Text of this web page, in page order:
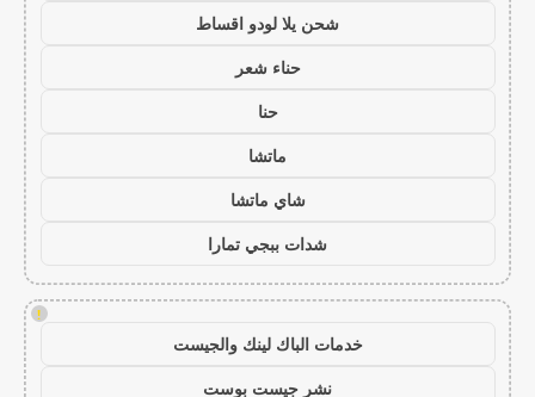
شحن يلا لودو اقساط
حناء شعر
حنا
ماتشا
شاي ماتشا
شدات ببجي تمارا
!
خدمات الباك لينك والجيست
نشر جيست بوست